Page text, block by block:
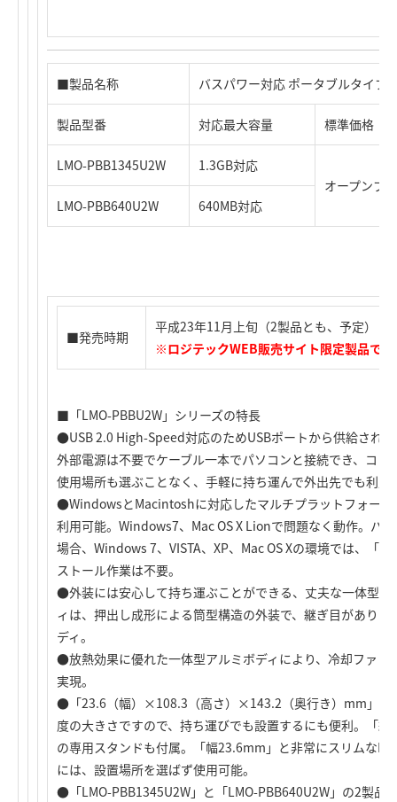
■製品名称 バスパワー対応 ポータブルタイプ
製品型番 対応最大容量 標準価格
LMO-PBB1345U2W
1.3GB対応
オープンプ
LMO-PBB640U2W
640MB対応
■発売時期
平成23年11月上旬（2製品とも、予定）
※ロジテックWEB販売サイト限定製品です
■「LMO-PBBU2W」シリーズの特長
●USB 2.0 High-Speed対応のためUSBポートから供給され
外部電源は不要でケーブル一本でパソコンと接続でき、コ
使用場所も選ぶことなく、手軽に持ち運んで外出先でも利用
●WindowsとMacintoshに対応したマルチプラットフォーム
利用可能。Windows7、Mac OS X Lionで問題なく動作。パ
場合、Windows 7、VISTA、XP、Mac OS Xの環境では、「
ストール作業は不要。
●外装には安心して持ち運ぶことができる、丈夫な一体型ア
ィは、押出し成形による筒型構造の外装で、継ぎ目があり
ディ。
●放熱効果に優れた一体型アルミボディにより、冷却ファン
実現。
●「23.6（幅）×108.3（高さ）×143.2（奥行き）mm」「
度の大きさですので、持ち運びでも設置するにも便利。「
の専用スタンドも付属。「幅23.6mm」と非常にスリムな
には、設置場所を選ばず使用可能。
●「LMO-PBB1345U2W」と「LMO-PBB640U2W」の2製品